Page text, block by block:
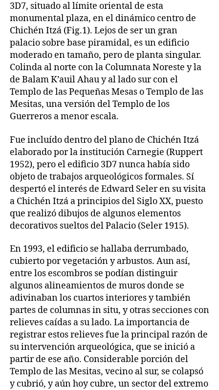
3D7, situado al límite oriental de esta
monumental plaza, en el dinámico centro de
Chichén Itzá (Fig.1). Lejos de ser un gran
palacio sobre base piramidal, es un edificio
moderado en tamaño, pero de planta singular.
Colinda al norte con la Columnata Noreste y la
de Balam K’auil Ahau y al lado sur con el
Templo de las Pequeñas Mesas o Templo de las
Mesitas, una versión del Templo de los
Guerreros a menor escala.
Fue incluído dentro del plano de Chichén Itzá
elaborado por la institución Carnegie (Ruppert
1952), pero el edificio 3D7 nunca había sido
objeto de trabajos arqueológicos formales. Sí
despertó el interés de Edward Seler en su visita
a Chichén Itzá a principios del Siglo XX, puesto
que realizó dibujos de algunos elementos
decorativos sueltos del Palacio (Seler 1915).
En 1993, el edificio se hallaba derrumbado,
cubierto por vegetación y arbustos. Aun así,
entre los escombros se podían distinguir
algunos alineamientos de muros donde se
adivinaban los cuartos interiores y también
partes de columnas in situ, y otras secciones con
relieves caídas a su lado. La importancia de
registrar estos relieves fue la principal razón de
su intervención arqueológica, que se inició a
partir de ese año. Considerable porción del
Templo de las Mesitas, vecino al sur, se colapsó
y cubrió, y aún hoy cubre, un sector del extremo